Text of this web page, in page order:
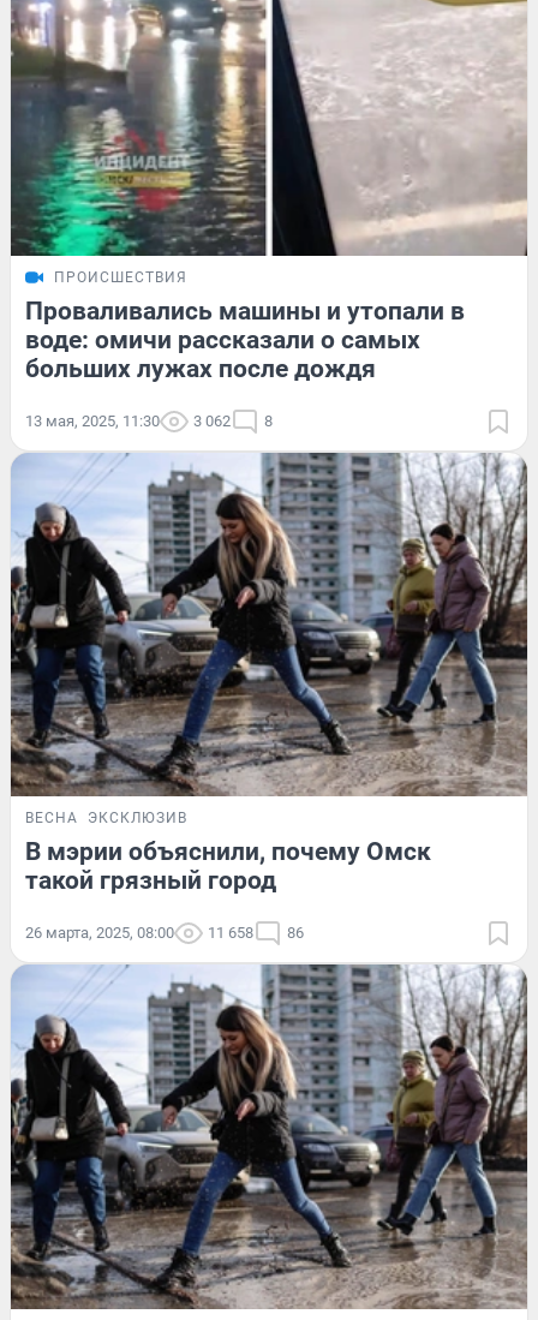
ПРОИСШЕСТВИЯ
Проваливались машины и утопали в
воде: омичи рассказали о самых
больших лужах после дождя
13 мая, 2025, 11:30 3 062 8
ВЕСНА ЭКСКЛЮЗИВ
В мэрии объяснили, почему Омск
такой грязный город
26 марта, 2025, 08:00 11 658 86